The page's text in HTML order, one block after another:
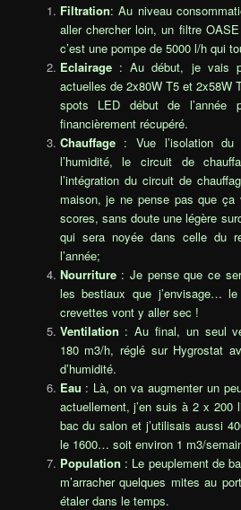
Filtration: Au niveau
aller chercher loin, un filtre
c’est une pompe de 5000 l/h qui
Eclairage: Au début, je vais
actuelles de 2x80W T5 et 2x58W
spots LED début de l’année
financièrement récupéré.
Chauffage: Vue l’isolation du
l’humidité, le circuit de
l’intégration du circuit de
maison, je ne pense pas que
scores, sans doute une légère
qui sera noyée dans celle du
l’année;
Nourriture: Je pense que ce
les bestiaux que j’envisage…
crevettes vont y aller sec !
Ventilation : Au final, un seul
180 m3/h, réglé sur Hygrostat
d’humidité.
Eau : Là, on va augmenter un
actuellement, j’en suis à 2 x 200
bac du salon et j’utilisais aussi
le 1600… soit environ 1 m3/
Population : Le peuplement de
m’arracher quelques mites au
étaler dans le temps.